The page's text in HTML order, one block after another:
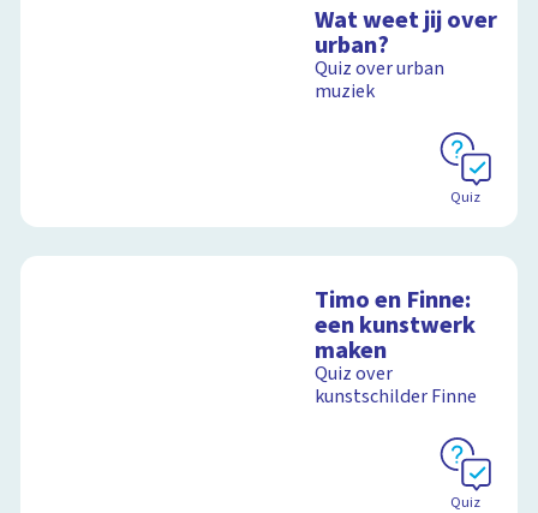
Wat weet jij over
urban?
Quiz over urban
muziek
Quiz
Timo en Finne:
een kunstwerk
maken
Quiz over
kunstschilder Finne
Quiz